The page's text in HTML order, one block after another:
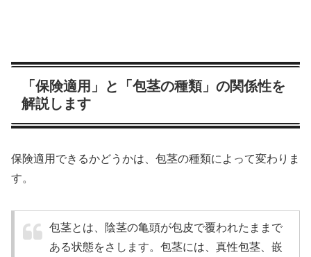
「保険適用」と「包茎の種類」の関係性を
解説します
保険適用できるかどうかは、包茎の種類によって変わりま
す。
包茎とは、陰茎の亀頭が包皮で覆われたままで
ある状態をさします。包茎には、真性包茎、嵌